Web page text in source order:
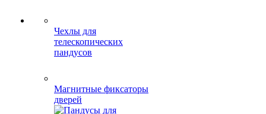
Чехлы для
телескопических
пандусов
Магнитные фиксаторы
дверей